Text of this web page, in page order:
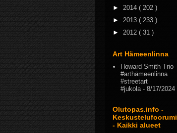
► 2014 ( 202 )
► 2013 ( 233 )
► 2012 ( 31 )
Art Hämeenlinna
Howard Smith Trio
#arthämeenlinna
#streetart
#jukola- 8/17/2024
Olutopas.info -
Keskustelufoorumi
- Kaikki alueet